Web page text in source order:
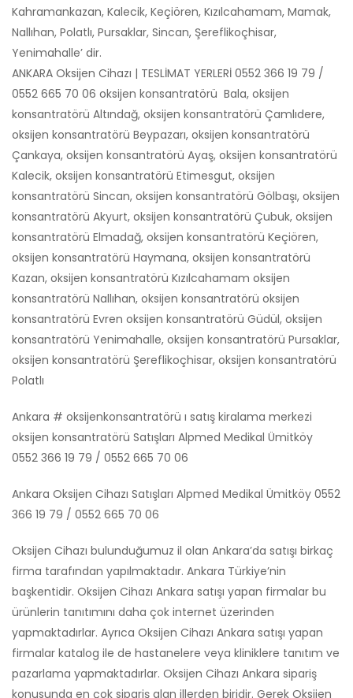
Kahramankazan, Kalecik, Keçiören, Kızılcahamam, Mamak,
Nallıhan, Polatlı, Pursaklar, Sincan, Şereflikoçhisar,
Yenimahalle’ dir.
ANKARA Oksijen Cihazı | TESLİMAT YERLERİ 0552 366 19 79 /
0552 665 70 06 oksijen konsantratörü Bala, oksijen
konsantratörü Altındağ, oksijen konsantratörü Çamlıdere,
oksijen konsantratörü Beypazarı, oksijen konsantratörü
Çankaya, oksijen konsantratörü Ayaş, oksijen konsantratörü
Kalecik, oksijen konsantratörü Etimesgut, oksijen
konsantratörü Sincan, oksijen konsantratörü Gölbaşı, oksijen
konsantratörü Akyurt, oksijen konsantratörü Çubuk, oksijen
konsantratörü Elmadağ, oksijen konsantratörü Keçiören,
oksijen konsantratörü Haymana, oksijen konsantratörü
Kazan, oksijen konsantratörü Kızılcahamam oksijen
konsantratörü Nallıhan, oksijen konsantratörü oksijen
konsantratörü Evren oksijen konsantratörü Güdül, oksijen
konsantratörü Yenimahalle, oksijen konsantratörü Pursaklar,
oksijen konsantratörü Şereflikoçhisar, oksijen konsantratörü
Polatlı
Ankara # oksijenkonsantratörü ı satış kiralama merkezi
oksijen konsantratörü Satışları Alpmed Medikal Ümitköy
0552 366 19 79 / 0552 665 70 06
Ankara Oksijen Cihazı Satışları Alpmed Medikal Ümitköy 0552
366 19 79 / 0552 665 70 06
Oksijen Cihazı bulunduğumuz il olan Ankara’da satışı birkaç
firma tarafından yapılmaktadır. Ankara Türkiye’nin
başkentidir. Oksijen Cihazı Ankara satışı yapan firmalar bu
ürünlerin tanıtımını daha çok internet üzerinden
yapmaktadırlar. Ayrıca Oksijen Cihazı Ankara satışı yapan
firmalar katalog ile de hastanelere veya kliniklere tanıtım ve
pazarlama yapmaktadırlar. Oksijen Cihazı Ankara sipariş
konusunda en çok sipariş alan illerden biridir. Gerek Oksijen